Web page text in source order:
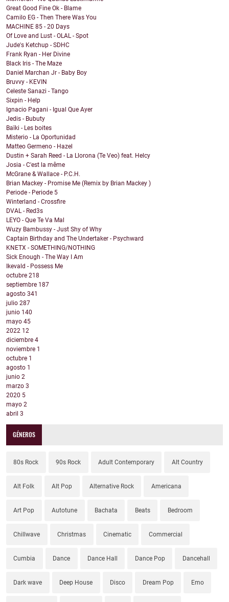
Great Good Fine Ok - Blame
Camilo EG - Then There Was You
MACHINE 85 - 20 Days
Of Love and Lust - OLAL - Spot
Jude's Ketchup - SDHC
Frank Ryan - Her Divine
Black Iris - The Maze
Daniel Marchan Jr - Baby Boy
Bruvvy - KEVIN
Celeste Sanazi - Tango
Sixpin - Help
Ignacio Pagani - Igual Que Ayer
Jedis - Bubuty
Baïki - Les boites
Misterio - La Oportunidad
Matteo Germeno - Hazel
Dustin + Sarah Reed - La Llorona (Te Veo) feat. Helcy
Josia - C'est la même
McGrane & Wallace - P.C.H.
Brian Mackey - Promise Me (Remix by Brian Mackey )
Periode - Periode 5
Winterland - Crossfire
DVAL - Red3s
LEYO - Que Te Va Mal
Wuzy Bambussy - Just Shy of Why
Captain Birthday and The Undertaker - Psychward
KNETX - SOMETHING/NOTHING
Sick Enough - The Way I Am
Ikevald - Possess Me
octubre 218
septiembre 187
agosto 341
julio 287
junio 140
mayo 45
2022 12
diciembre 4
noviembre 1
octubre 1
agosto 1
junio 2
marzo 3
2020 5
mayo 2
abril 3
GÉNEROS
80s Rock 90s Rock Adult Contemporary Alt Country
Alt Folk Alt Pop Alternative Rock Americana
Art Pop Autotune Bachata Beats Bedroom
Chillwave Christmas Cinematic Commercial
Cumbia Dance Dance Hall Dance Pop Dancehall
Dark wave Deep House Disco Dream Pop Emo